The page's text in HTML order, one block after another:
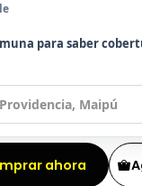
para saber
ahora